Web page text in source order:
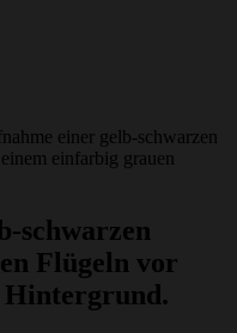
einer gelb-schwarzen
einfarbig grauen
schwarzen
Flügeln vor
Hintergrund.